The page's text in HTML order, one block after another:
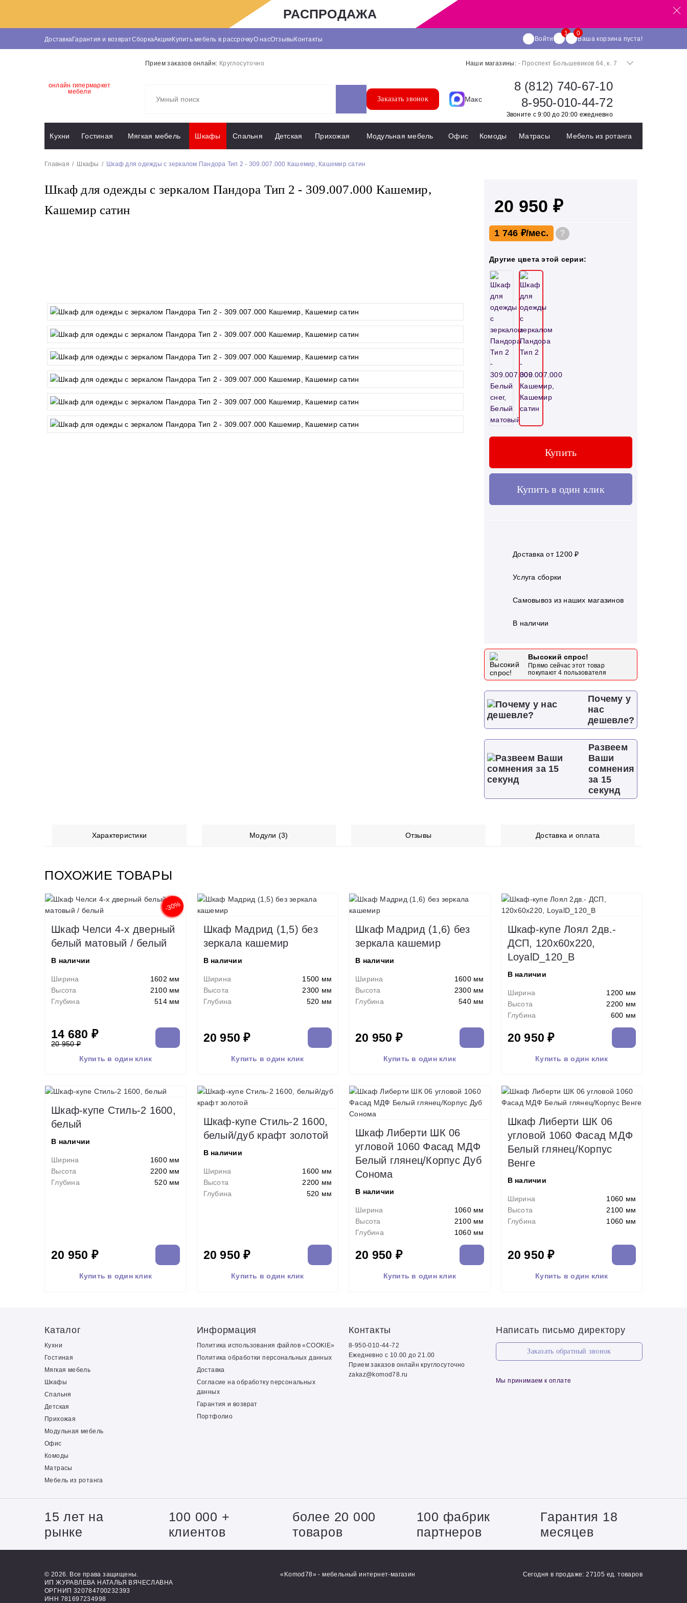
РАСПРОДАЖА
ДоставкаГарантия и возвратСборкаАкцииКупить мебель в рассрочкуО насОтзывыКонтакты Войти Ваша корзина пуста!
онлайн гипермаркет
мебели
Прием заказов онлайн: Круглосуточно Наши магазины: - Проспект Большевиков 64, к. 7
Заказать звонок Макс
8 (812) 740-67-10
8-950-010-44-72
Звоните с 9:00 до 20:00 ежедневно
Кухни Гостиная Мягкая мебель Шкафы Спальня Детская Прихожая Модульная мебель Офис Комоды Матрасы Мебель из ротанга
Главная Шкафы Шкаф для одежды с зеркалом Пандора Тип 2 - 309.007.000 Кашемир, Кашемир сатин
Шкаф для одежды с зеркалом Пандора Тип 2 - 309.007.000 Кашемир,
Кашемир сатин
20 950 ₽
1 746 ₽ ?
Другие цвета этой серии:
Купить
Купить в один клик
Доставка от 1200 ₽
Услуга сборки
Самовывоз из наших магазинов
В наличии
Высокий спрос!
Прямо сейчас этот товар
покупают4 пользователя
Почему у
нас
дешевле?
Развеем
Ваши
сомнения
за 15
секунд
Характеристики Модули (3) Отзывы Доставка и оплата
ПОХОЖИЕ ТОВАРЫ
-30%
Шкаф Челси 4-х дверный
белый матовый / белый
В наличии
Ширина
1602 мм
Высота
2100 мм
Глубина
514 мм
14 680 ₽
20 950 ₽
Купить в один клик
Шкаф Мадрид (1,5) без
зеркала кашемир
В наличии
Ширина
1500 мм
Высота
2300 мм
Глубина
520 мм
20 950 ₽
Купить в один клик
Шкаф Мадрид (1,6) без
зеркала кашемир
В наличии
Ширина
1600 мм
Высота
2300 мм
Глубина
540 мм
20 950 ₽
Купить в один клик
Шкаф-купе Лоял 2дв.-
ДСП, 120х60х220,
LoyalD_120_B
В наличии
Ширина
1200 мм
Высота
2200 мм
Глубина
600 мм
20 950 ₽
Купить в один клик
Шкаф-купе Стиль-2 1600,
белый
В наличии
Ширина
1600 мм
Высота
2200 мм
Глубина
520 мм
20 950 ₽
Купить в один клик
Шкаф-купе Стиль-2 1600,
белый/дуб крафт золотой
В наличии
Ширина
1600 мм
Высота
2200 мм
Глубина
520 мм
20 950 ₽
Купить в один клик
Шкаф Либерти ШК 06
угловой 1060 Фасад МДФ
Белый глянец/Корпус Дуб
Сонома
В наличии
Ширина
1060 мм
Высота
2100 мм
Глубина
1060 мм
20 950 ₽
Купить в один клик
Шкаф Либерти ШК 06
угловой 1060 Фасад МДФ
Белый глянец/Корпус
Венге
В наличии
Ширина
1060 мм
Высота
2100 мм
Глубина
1060 мм
20 950 ₽
Купить в один клик
Каталог
Кухни
Гостиная
Мягкая мебель
Шкафы
Спальня
Детская
Прихожая
Модульная мебель
Офис
Комоды
Матрасы
Мебель из ротанга
Информация
Политика использования файлов «COOKIE»
Политика обработки персональных данных
Доставка
Согласие на обработку персональных
данных
Гарантия и возврат
Портфолио
Контакты
8-950-010-44-72
Ежедневно с 10.00 до 21.00
Прием заказов онлайн круглосуточно
zakaz@komod78.ru
Написать письмо директору
Заказать обратный звонок
Мы принимаем к оплате
15 лет на
рынке
100 000 +
клиентов
более 20 000
товаров
100 фабрик
партнеров
Гарантия 18
месяцев
© 2026. Все права защищены.
ИП ЖУРАВЛЕВА НАТАЛЬЯ ВЯЧЕСЛАВНА
ОРГНИП 320784700232393
ИНН 781697234998
«Komod78» - мебельный интернет-магазин Сегодня в продаже: 27105 ед. товаров